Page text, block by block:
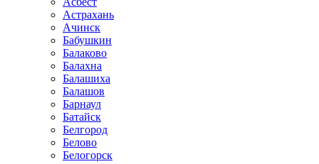
Астрахань
Ачинск
Бабушкин
Балаково
Балахна
Балашиха
Балашов
Барнаул
Батайск
Белгород
Белово
Белогорск